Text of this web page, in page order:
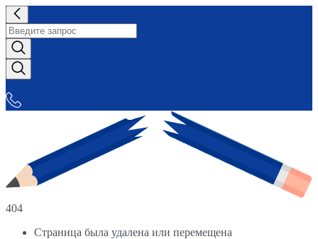
404
Страница была удалена или перемещена